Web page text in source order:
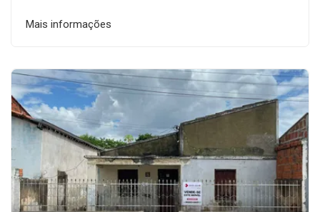
Mais informações